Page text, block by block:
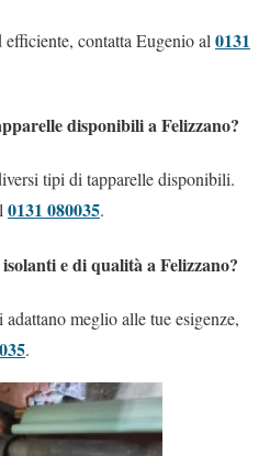
contatta Eugenio al 0131
disponibili a Felizzano?
tipi di tapparelle disponibili.
0131 080035.
e di qualità a Felizzano?
meglio alle tue esigenze,
.